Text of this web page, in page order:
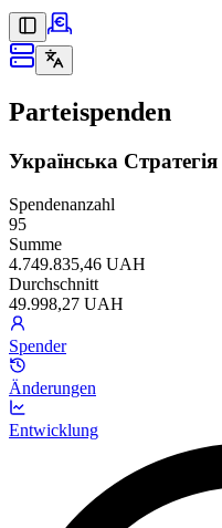
Parteispenden
Українська
Spendenanzahl
95
Summe
4.749.835,46 UAH
Durchschnitt
49.998,27 UAH
Spender
Änderungen
Entwicklung